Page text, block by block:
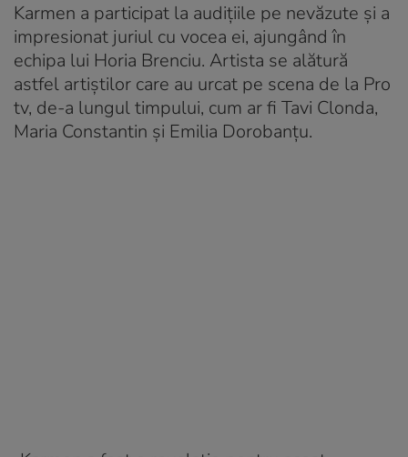
Karmen a participat la audiţiile pe nevăzute și a
impresionat juriul cu vocea ei, ajungând în
echipa lui Horia Brenciu. Artista se alătură
astfel artiştilor care au urcat pe scena de la Pro
tv, de-a lungul timpului, cum ar fi Tavi Clonda,
Maria Constantin și Emilia Dorobanţu.